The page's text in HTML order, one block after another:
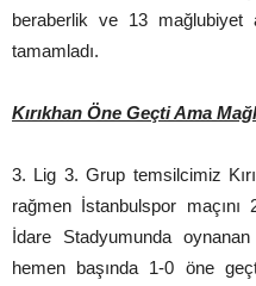
beraberlik ve 13 mağlubiyet
tamamladı.
Kırıkhan Öne Geçti Ama
3. Lig 3. Grup temsilcimiz
rağmen İstanbulspor
İdare Stadyumunda
hemen başında 1-0 öne